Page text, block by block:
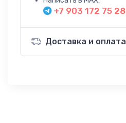
+7 903 172 75 28
Доставка и оплата